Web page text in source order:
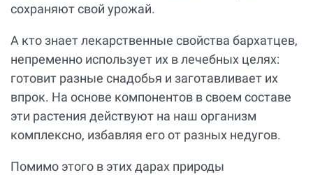
сохраняют свой урожай.
А кто знает лекарственные свойства бархатцев,
непременно использует их в лечебных целях:
готовит разные снадобья и заготавливает их
впрок. На основе компонентов в своем составе
эти растения действуют на наш организм
комплексно, избавляя его от разных недугов.
Помимо этого в этих дарах природы